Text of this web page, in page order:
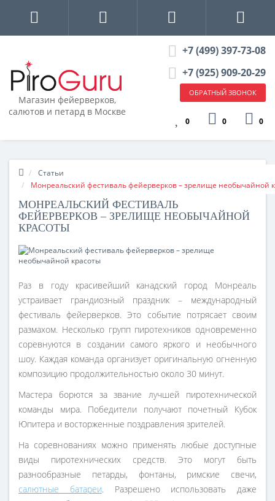
Магазин фейерверков,
салютов и петард в Москве
+7 (499) 397-73-08
+7 (925) 909-20-29
ОБРАТНЫЙ ЗВОНОК
0 0 0
Статьи
Монреальский фестиваль фейерверков – зрелище необычайной
МОНРЕАЛЬСКИЙ ФЕСТИВАЛЬ
ФЕЙЕРВЕРКОВ – ЗРЕЛИЩЕ НЕОБЫЧАЙНОЙ
КРАСОТЫ
Раз в году красивейший канадский город Монреаль
устраивает грандиозный праздник – международный
фестиваль фейерверков. Это событие потрясает своим
размахом. Несколько групп пиротехников одновременно
соревнуются в создании самого яркого и необычного
шоу. Каждая команда организует оригинальную огненную
композицию продолжительностью около 30 минут.
Мастера борются за звание лучшей пиротехнической
команды мира. Победители получают почетный Кубок
Юпитера и восторженные поздравления зрителей.
На соревнованиях можно применять любые доступные
виды пиротехнических средств. Это могут быть
разнообразные петарды, фонтаны, римские свечи,
салютные батареи. Разрешено использовать даже